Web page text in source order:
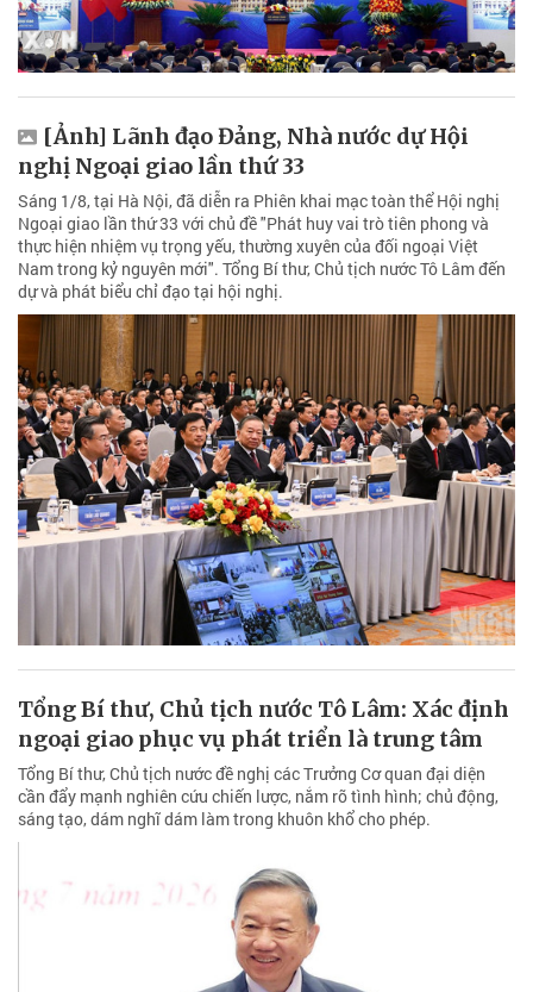
[Ảnh] Lãnh đạo Đảng, Nhà nước dự Hội
nghị Ngoại giao lần thứ 33
Sáng 1/8, tại Hà Nội, đã diễn ra Phiên khai mạc toàn thể Hội nghị
Ngoại giao lần thứ 33 với chủ đề "Phát huy vai trò tiên phong và
thực hiện nhiệm vụ trọng yếu, thường xuyên của đối ngoại Việt
Nam trong kỷ nguyên mới". Tổng Bí thư, Chủ tịch nước Tô Lâm đến
dự và phát biểu chỉ đạo tại hội nghị.
Tổng Bí thư, Chủ tịch nước Tô Lâm: Xác định
ngoại giao phục vụ phát triển là trung tâm
Tổng Bí thư, Chủ tịch nước đề nghị các Trưởng Cơ quan đại diện
cần đẩy mạnh nghiên cứu chiến lược, nắm rõ tình hình; chủ động,
sáng tạo, dám nghĩ dám làm trong khuôn khổ cho phép.